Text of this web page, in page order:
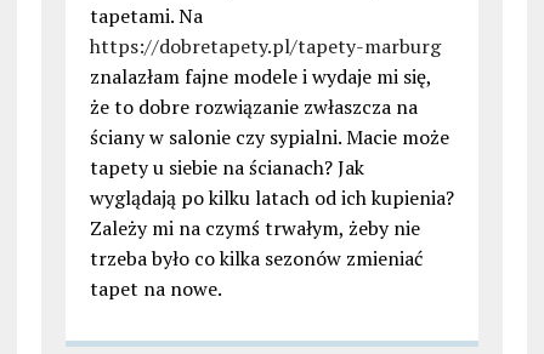
tapetami. Na
https://dobretapety.pl/tapety-marburg
znalazłam fajne modele i wydaje mi się,
że to dobre rozwiązanie zwłaszcza na
ściany w salonie czy sypialni. Macie może
tapety u siebie na ścianach? Jak
wyglądają po kilku latach od ich kupienia?
Zależy mi na czymś trwałym, żeby nie
trzeba było co kilka sezonów zmieniać
tapet na nowe.